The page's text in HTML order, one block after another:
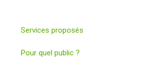
Services proposés
Pour quel public ?